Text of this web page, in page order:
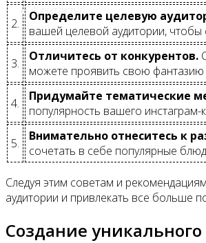
Контакты
2. Определите целевую
вашей целевой аудитории, чтобы
3. Отличитесь от конкурентов.
можете проявить свою фантазию
4. Придумайте тематические
популярность вашего
5. Внимательно отнеситесь к
сочетать в себе популярные
Следуя этим советам и
аудитории и привлекать все больше
Создание